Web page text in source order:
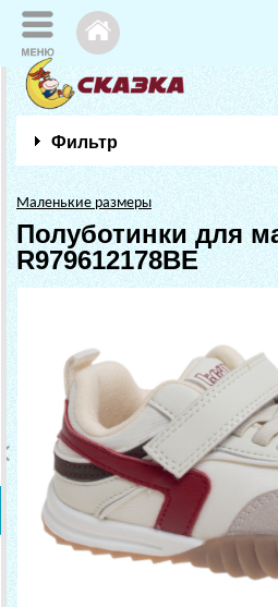
Фильтр
Маленькие размеры
Полуботинки для
R979612178BE